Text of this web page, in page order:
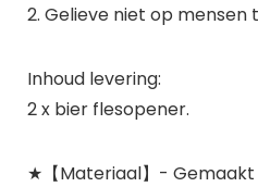
2. Gelieve niet op mensen
Inhoud levering:
2 x bier flesopener.
★【Materiaal】- Gemaakt